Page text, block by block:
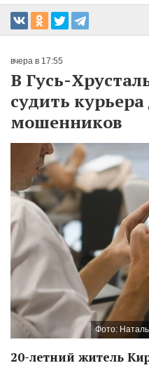
вчера в 17:55
В Гусь-
судить
мошенников
Фото:
20-летний житель